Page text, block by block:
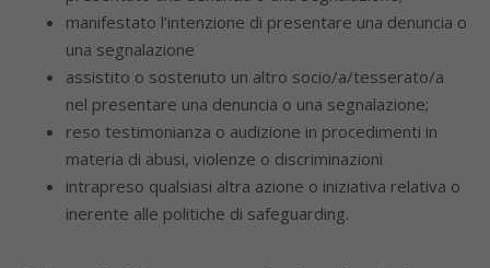
manifestato l’intenzione di presentare una denuncia o
una segnalazione
assistito o sostenuto un altro socio/a/tesserato/a
nel presentare una denuncia o una segnalazione;
reso testimonianza o audizione in procedimenti in
materia di abusi, violenze o discriminazioni
intrapreso qualsiasi altra azione o iniziativa relativa o
inerente alle politiche di safeguarding.